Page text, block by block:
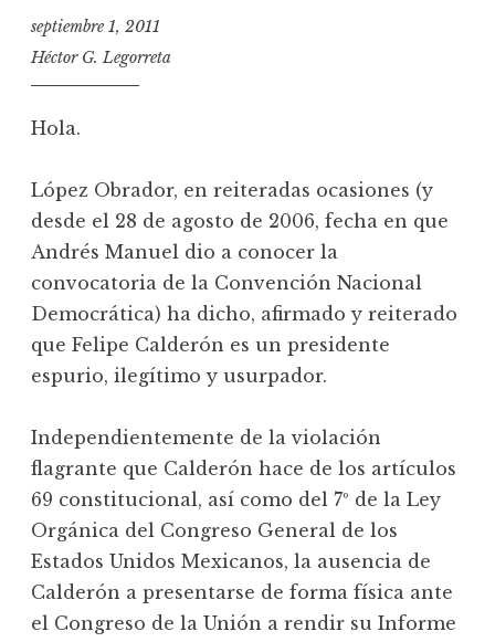
septiembre 1, 2011
Héctor G. Legorreta
Hola.
López Obrador, en reiteradas ocasiones (y
desde el 28 de agosto de 2006, fecha en que
Andrés Manuel dio a conocer la
convocatoria de la Convención Nacional
Democrática) ha dicho, afirmado y reiterado
que Felipe Calderón es un presidente
espurio, ilegítimo y usurpador.
Independientemente de la violación
flagrante que Calderón hace de los artículos
69 constitucional, así como del 7º de la Ley
Orgánica del Congreso General de los
Estados Unidos Mexicanos, la ausencia de
Calderón a presentarse de forma física ante
el Congreso de la Unión a rendir su Informe